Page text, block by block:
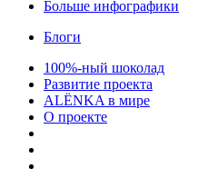
Больше инфографики
Блоги
100%-ный шоколад
Развитие проекта
ALЁNKA в мире
О проекте